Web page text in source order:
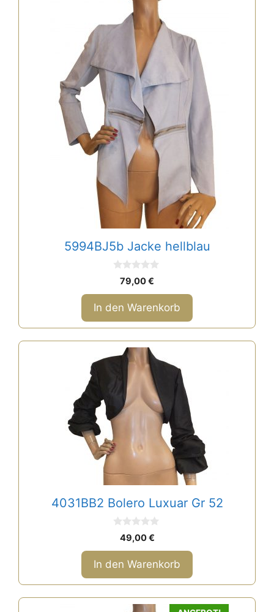
5994BJ5b Jacke hellblau
o
n
5
79,00€
In den Warenkorb
4031BB2 Bolero Luxuar Gr 52
o
5
49,00€
In den Warenkorb